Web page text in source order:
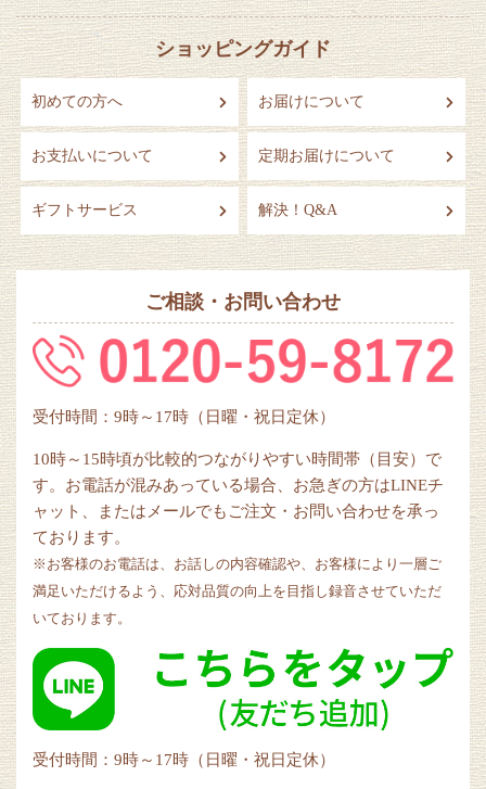
ショッピングガイド
初めての方へ お届けについて
お支払いについて 定期お届けについて
ギフトサービス 解決！Q&A
ご相談・お問い合わせ
受付時間：9時～17時（日曜・祝日定休）
10時～15時頃が比較的つながりやすい時間帯（目安）で
す。お電話が混みあっている場合、お急ぎの方はLINEチ
ャット、またはメールでもご注文・お問い合わせを承っ
ております。
※お客様のお電話は、お話しの内容確認や、お客様により一層ご
満足いただけるよう、応対品質の向上を目指し録音させていただ
いております。
受付時間：9時～17時（日曜・祝日定休）